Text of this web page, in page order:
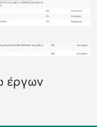
έργων